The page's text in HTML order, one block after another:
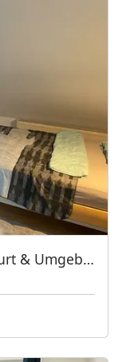
Schöne Wohnungen in Frankfurt & Umgebung - PIM APARTMENTS